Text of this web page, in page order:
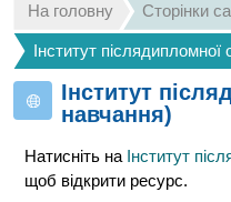
На головну Сторінки
Інститут післядипломної
Інститут
навчання)
Натисніть на Інститут
щоб відкрити ресурс.